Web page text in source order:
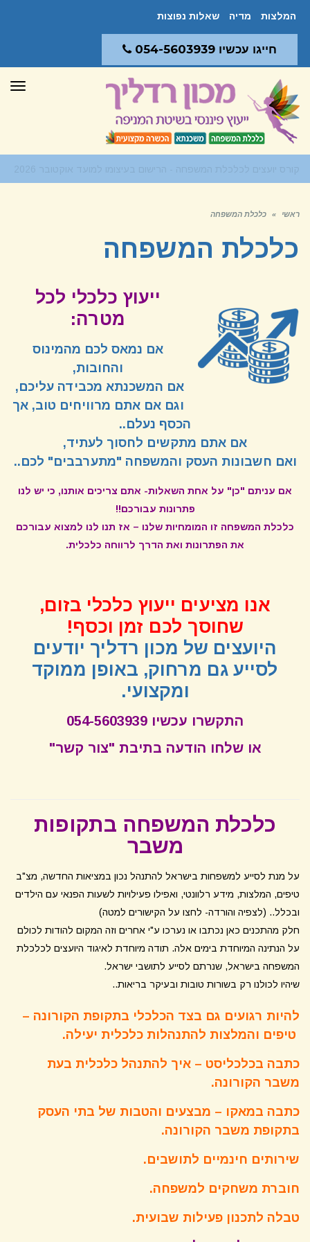
המלצות מדיה שאלות נפוצות
חייגו עכשיו 054-5603939
ראשי » כלכלת המשפחה
כלכלת המשפחה
ייעוץ כלכלי לכל
מטרה:
אם נמאס לכם מהמינוס
והחובות,
אם המשכנתא מכבידה עליכם,
וגם אם אתם מרוויחים טוב, אך
הכסף נעלם..
אם אתם מתקשים לחסוך לעתיד,
ואם חשבונות העסק והמשפחה "מתערבבים" לכם..
אם עניתם "כן" על אחת השאלות- אתם צריכים אותנו, כי יש לנו
פתרונות עבורכם!!
כלכלת המשפחה זו המומחיות שלנו – אז תנו לנו למצוא עבורכם
את הפתרונות ואת הדרך לרווחה כלכלית.
אנו מציעים ייעוץ כלכלי בזום,
שחוסך לכם זמן וכסף!
היועצים של מכון רדליך יודעים
לסייע גם מרחוק, באופן ממוקד
ומקצועי.
התקשרו עכשיו 054-5603939
או שלחו הודעה בתיבת "צור קשר"
כלכלת המשפחה בתקופות
משבר
על מנת לסייע למשפחות בישראל להתנהל נכון במציאות החדשה, מצ"ב
טיפים, המלצות, מידע רלוונטי, ואפילו פעילויות לשעות הפנאי עם הילדים
ובכלל.. (לצפיה והורדה- לחצו על הקישורים למטה)
חלק מהתכנים כאן נכתבו או נערכו ע"י אחרים וזה המקום להודות לכולם
על הנתינה המיוחדת בימים אלה. תודה מיוחדת לאיגוד היועצים לכלכלת
המשפחה בישראל, שנרתם לסייע לתושבי ישראל.
שיהיו לכולנו רק בשורות טובות ובעיקר בריאות..
להיות רגועים גם בצד הכלכלי בתקופת הקורונה –
טיפים והמלצות להתנהלות כלכלית יעילה.
כתבה בכלכליסט – איך להתנהל כלכלית בעת
משבר הקורונה.
כתבה במאקו – מבצעים והטבות של בתי העסק
בתקופת משבר הקורונה.
שירותים חינמיים לתושבים.
חוברת משחקים למשפחה.
טבלה לתכנון פעילות שבועית.